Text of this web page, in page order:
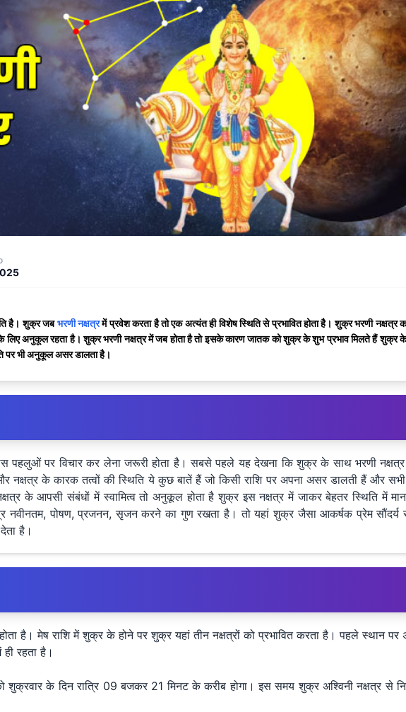
है। शुक्र जबभरणी नक्षत्रमें प्रवेश करता है तो एक अत्यंत ही विशेष स्थिति से प्रभावित होता है। शुक्र भरणी नक्षत्र
लिए अनुकूल रहता है। शुक्र भरणी नक्षत्र में जब होता है तो इसके कारण जातक को शुक्र के शुभ प्रभाव मिलते हैं शुक्र के
पर भी अनुकूल असर डालता है।
पर विचार कर लेना जरूरी होता है। सबसे पहले यह देखना कि शुक्र के साथ भरणी नक्षत्र
के कारक तत्वों की स्थिति ये कुछ बातें हैं जो किसी राशि पर अपना असर डालती हैं और
के आपसी संबंधों में स्वामित्व तो अनुकूल होता है शुक्र इस नक्षत्र में जाकर बेहतर स्थिति में
नवीनतम, पोषण, प्रजनन, सृजन करने का गुण रखता है। तो यहां शुक्र जैसा आकर्षक प्रेम सौंदर्य
है।
है। मेष राशि में शुक्र के होने पर शुक्र यहां तीन नक्षत्रों को प्रभावित करता है। पहले स्थान पर
रहता है।
के दिन रात्रि 09 बजकर 21 मिनट के करीब होगा। इस समय शुक्र अश्विनी नक्षत्र से